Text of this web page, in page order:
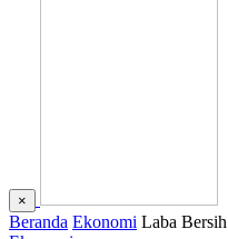
×
Beranda Ekonomi Laba